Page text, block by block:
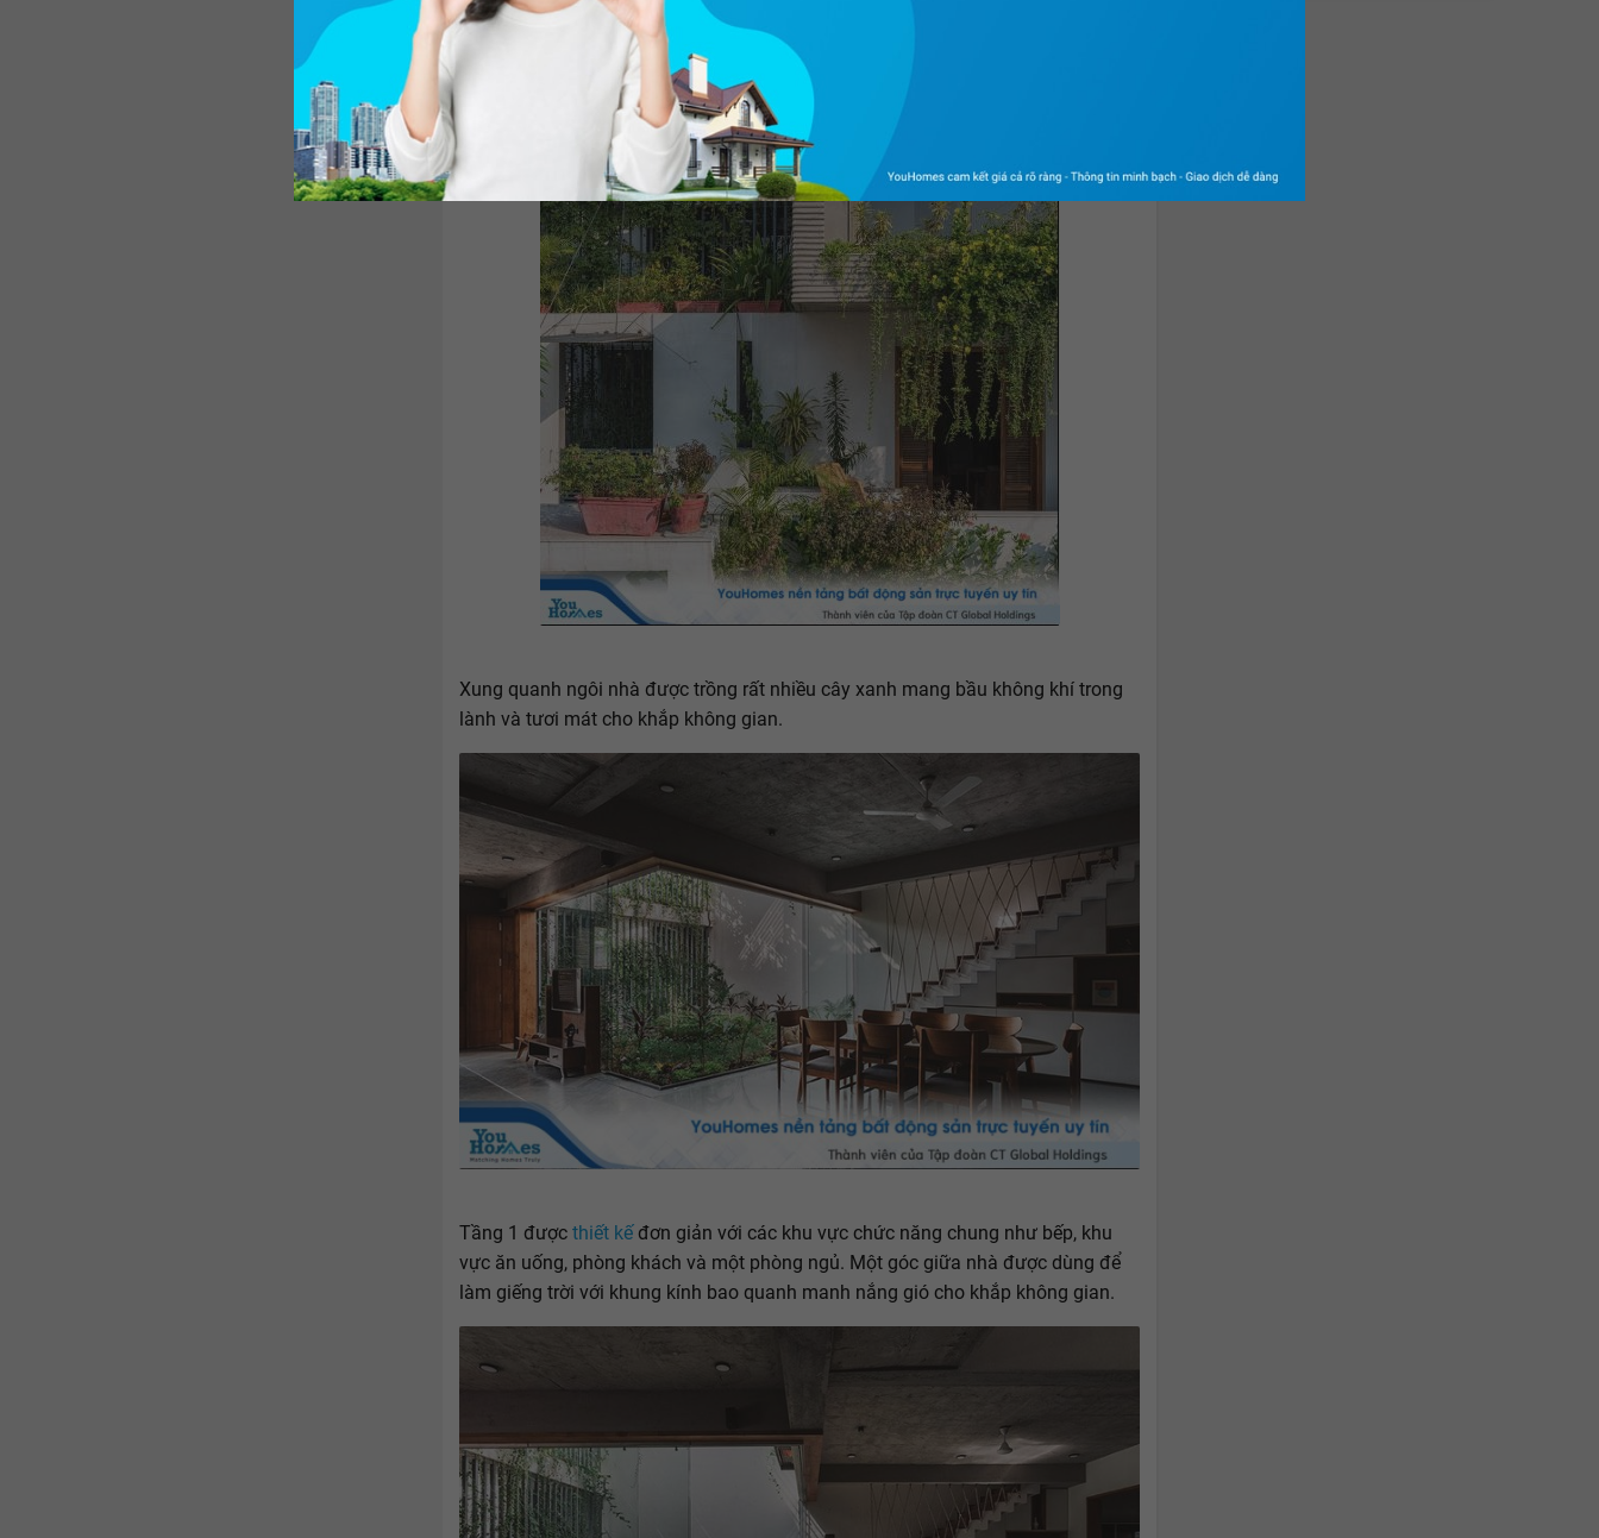
Xung quanh ngôi nhà được trồng rất nhiều cây xanh mang bầu không khí trong
lành và tươi mát cho khắp không gian.
Tầng 1 được thiết kếđơn giản với các khu vực chức năng chung như bếp, khu
vực ăn uống, phòng khách và một phòng ngủ. Một góc giữa nhà được dùng để
làm giếng trời với khung kính bao quanh manh nắng gió cho khắp không gian.